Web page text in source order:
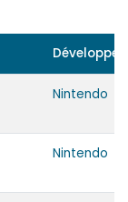
Nintendo
Nintendo